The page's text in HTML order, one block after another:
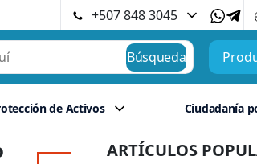
+507 848 3045
Búsqueda
de Activos Ciudadanía
ARTÍCULOS